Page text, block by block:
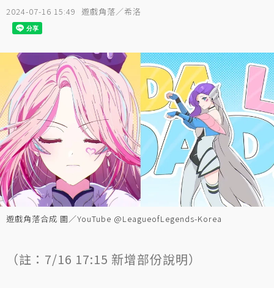
2024-07-16 15:49 遊戲角落／希洛
遊戲角落合成 圖／YouTube @LeagueofLegends-Korea
（註：7/16 17:15 新增部份說明）